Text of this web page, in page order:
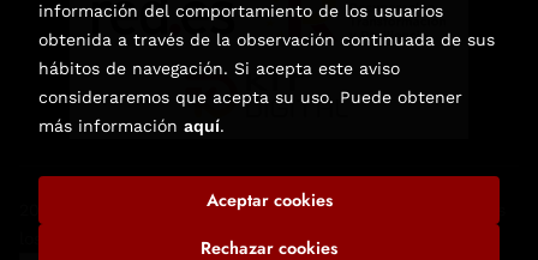
Librería de Libros Nuevos y Usados en Elche
los Derechos Reservados |
Trevenque Group
información del comportamiento de los usuarios
obtenida a través de la observación continuada de sus
hábitos de navegación. Si acepta este aviso
consideraremos que acepta su uso. Puede obtener
más información aquí.
Rechazar cookies
Aceptar cookies